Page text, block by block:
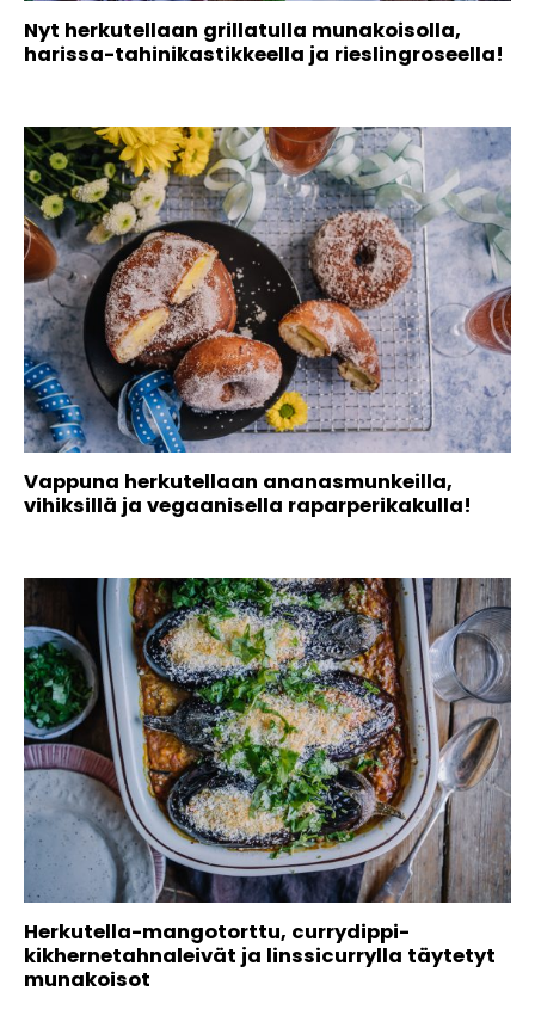
Nyt herkutellaan grillatulla munakoisolla,
harissa-tahinikastikkeella ja rieslingroseella!
Vappuna herkutellaan ananasmunkeilla,
vihiksillä ja vegaanisella raparperikakulla!
Herkutella-mangotorttu, currydippi-
kikhernetahnaleivät ja linssicurrylla täytetyt
munakoisot